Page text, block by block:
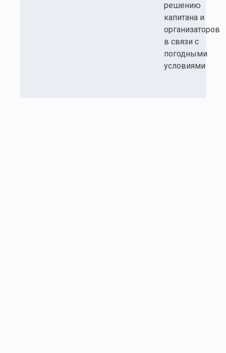
решению
капитана и
организаторов
в связи с
погодными
условиями